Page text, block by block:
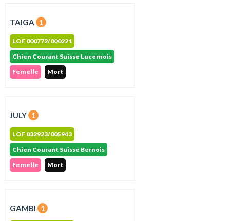
TAIGA 1
LOF 000772/000221
Chien Courant Suisse Lucernois
Femelle
Mort
JULY 1
LOF 032923/005943
Chien Courant Suisse Bernois
Femelle
Mort
GAMBI 1